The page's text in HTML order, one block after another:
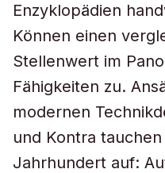
Enzyklopädien
Können einen
Stellenwert im
Fähigkeiten zu.
modernen
und Kontra
Jahrhundert auf: